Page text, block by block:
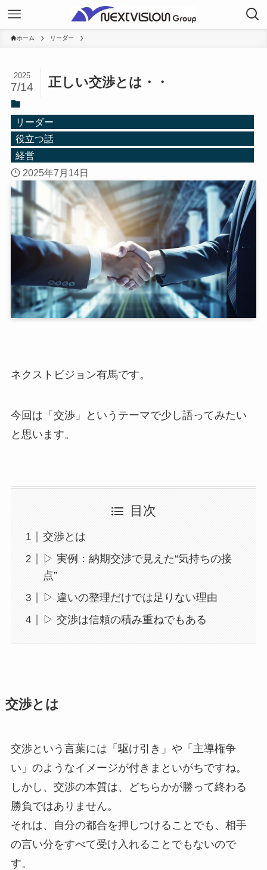
ホーム リーダー
正しい交渉とは・・
2025
7/14
リーダー
役立つ話
経営
2025年7月14日
ネクストビジョン有馬です。
今回は「交渉」というテーマで少し語ってみたい
と思います。
目次
交渉とは
▷ 実例：納期交渉で見えた“気持ちの接
点”
▷ 違いの整理だけでは足りない理由
▷ 交渉は信頼の積み重ねでもある
交渉とは
交渉という言葉には「駆け引き」や「主導権争
い」のようなイメージが付きまといがちですね。
しかし、交渉の本質は、どちらかが勝って終わる
勝負ではありません。
それは、自分の都合を押しつけることでも、相手
の言い分をすべて受け入れることでもないので
す。